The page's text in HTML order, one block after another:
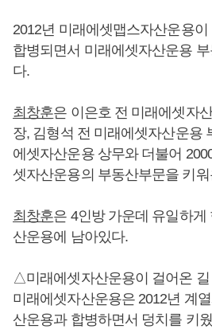
2012년 미래에셋맵스자산운용
합병되면서 미래에셋자산운용
다.
최창훈은 이은호 전 미래에셋자
장, 김형석 전 미래에셋자산운용
에셋자산운용 상무와 더불어
셋자산운용의 부동산부문을 키
최창훈은 4인방 가운데 유일하
산운용에 남아있다.
△미래에셋자산운용이 걸어온 길
미래에셋자산운용은 2012년 계
산운용과 합병하면서 덩치를 키